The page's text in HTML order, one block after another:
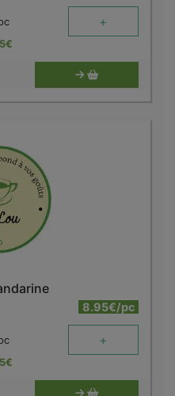
+
€
8.95€/pc
+
€